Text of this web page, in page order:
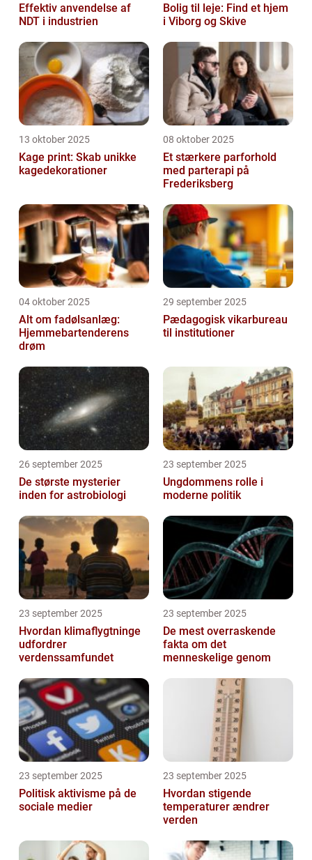
Effektiv anvendelse af
NDT i industrien
Bolig til leje: Find et hjem
i Viborg og Skive
13 oktober 2025
Kage print: Skab unikke
kagedekorationer
08 oktober 2025
Et stærkere parforhold
med parterapi på
Frederiksberg
04 oktober 2025
Alt om fadølsanlæg:
Hjemmebartenderens
drøm
29 september 2025
Pædagogisk vikarbureau
til institutioner
26 september 2025
De største mysterier
inden for astrobiologi
23 september 2025
Ungdommens rolle i
moderne politik
23 september 2025
Hvordan klimaflygtninge
udfordrer
verdenssamfundet
23 september 2025
De mest overraskende
fakta om det
menneskelige genom
23 september 2025
Politisk aktivisme på de
sociale medier
23 september 2025
Hvordan stigende
temperaturer ændrer
verden